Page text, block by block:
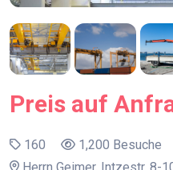
Preis auf
160
1,200 Besuche
Herrn Geimer, Intzestr. 8-